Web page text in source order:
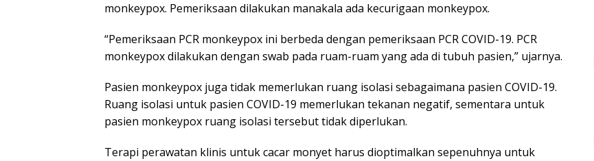
monkeypox. Pemeriksaan dilakukan manakala ada kecurigaan monkeypox.
“Pemeriksaan PCR monkeypox ini berbeda dengan pemeriksaan PCR COVID-19. PCR
monkeypox dilakukan dengan swab pada ruam-ruam yang ada di tubuh pasien,” ujarnya.
Pasien monkeypox juga tidak memerlukan ruang isolasi sebagaimana pasien COVID-19.
Ruang isolasi untuk pasien COVID-19 memerlukan tekanan negatif, sementara untuk
pasien monkeypox ruang isolasi tersebut tidak diperlukan.
Terapi perawatan klinis untuk cacar monyet harus dioptimalkan sepenuhnya untuk